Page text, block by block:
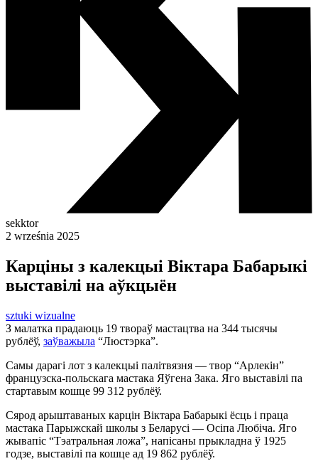
sekktor
2 września 2025
Карціны з калекцыі Віктара Бабарыкі
выставілі на аўкцыён
sztuki wizualne
З малатка прадаюць 19 твораў мастацтва на 344 тысячы
рублёў, заўважыла “Люстэрка”.
Самы дарагі лот з калекцыі палітвязня — твор “Арлекін”
французска-польскага мастака Яўгена Зака. Яго выставілі па
стартавым кошце 99 312 рублёў.
Сярод арыштаваных карцін Віктара Бабарыкі ёсць і праца
мастака Парыжскай школы з Беларусі — Осіпа Любіча. Яго
жывапіс “Тэатральная ложа”, напісаны прыкладна ў 1925
годзе, выставілі па кошце ад 19 862 рублёў.